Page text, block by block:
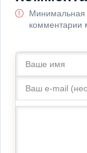
Минимальная
комментарии